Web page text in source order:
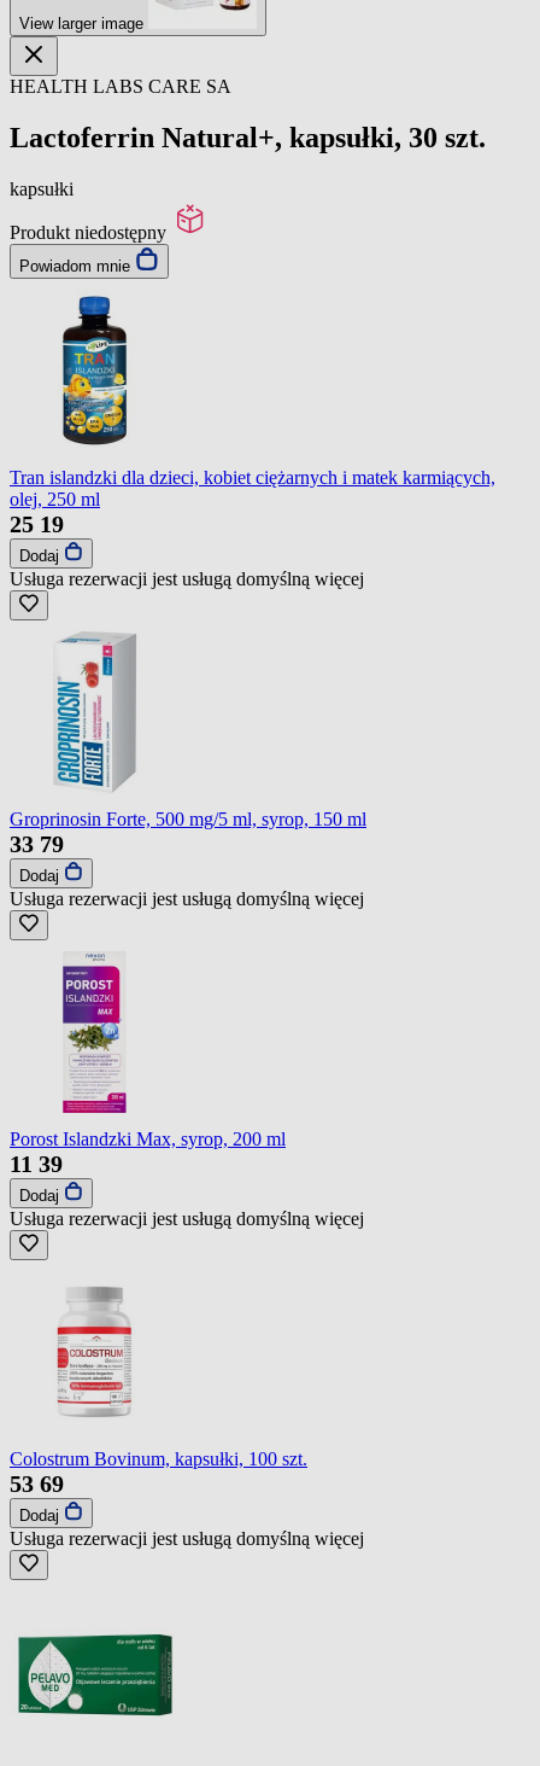
View larger image
HEALTH LABS CARE SA
Lactoferrin Natural+, kapsułki, 30 szt.
kapsułki
Produkt niedostępny
Powiadom mnie
Tran islandzki dla dzieci, kobiet ciężarnych i matek karmiących,
olej, 250 ml
25 19
Dodaj
Usługa rezerwacji jest usługą domyślną więcej
Groprinosin Forte, 500 mg/5 ml, syrop, 150 ml
33 79
Dodaj
Usługa rezerwacji jest usługą domyślną więcej
Porost Islandzki Max, syrop, 200 ml
11 39
Dodaj
Usługa rezerwacji jest usługą domyślną więcej
Colostrum Bovinum, kapsułki, 100 szt.
53 69
Dodaj
Usługa rezerwacji jest usługą domyślną więcej